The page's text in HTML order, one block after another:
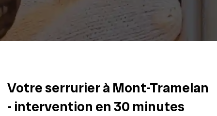
Votre serrurier à Mont-Tramelan
- intervention en 30 minutes